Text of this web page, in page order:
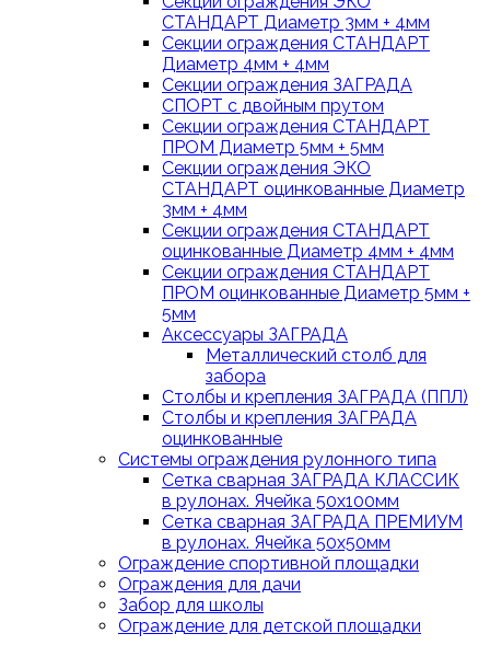
СТАНДАРТ Диаметр 3мм + 4мм
Секции ограждения СТАНДАРТ
Диаметр 4мм + 4мм
Секции ограждения ЗАГРАДА
СПОРТ с двойным прутом
Секции ограждения СТАНДАРТ
ПРОМ Диаметр 5мм + 5мм
Секции ограждения ЭКО
СТАНДАРТ оцинкованные Диаметр
3мм + 4мм
Секции ограждения СТАНДАРТ
оцинкованные Диаметр 4мм + 4мм
Секции ограждения СТАНДАРТ
ПРОМ оцинкованные Диаметр 5мм +
5мм
Аксессуары ЗАГРАДА
Металлический столб для
забора
Столбы и крепления ЗАГРАДА (ППЛ)
Столбы и крепления ЗАГРАДА
оцинкованные
Системы ограждения рулонного типа
Сетка сварная ЗАГРАДА КЛАССИК
в рулонах. Ячейка 50х100мм
Сетка сварная ЗАГРАДА ПРЕМИУМ
в рулонах. Ячейка 50х50мм
Ограждение спортивной площадки
Ограждения для дачи
Забор для школы
Ограждение для детской площадки